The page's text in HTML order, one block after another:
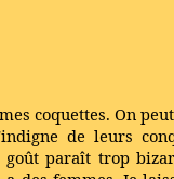
coquettes. On
de leurs
goût paraît trop